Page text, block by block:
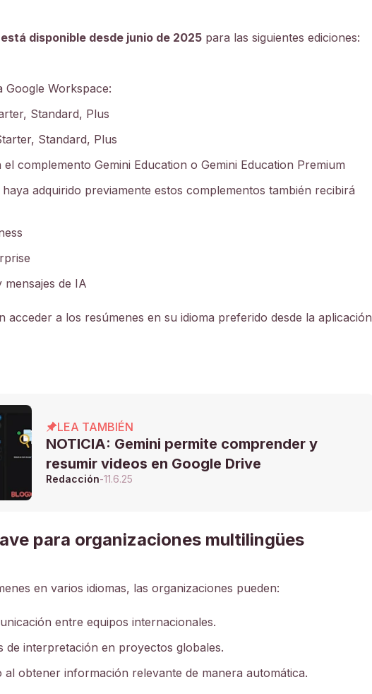
disponible desde junio de 2025 para las siguientes ediciones:
Google Workspace:
Standard, Plus
Standard, Plus
el complemento Gemini Education o Gemini Education Premium
adquirido previamente estos complementos también recibirá
mensajes de IA
acceder a los resúmenes en su idioma preferido desde la aplicación
LEA TAMBIÉN
NOTICIA: Gemini permite comprender y
resumir videos en Google Drive
Redacción-11.6.25
para organizaciones multilingües
en varios idiomas, las organizaciones pueden:
entre equipos internacionales.
de interpretación en proyectos globales.
obtener información relevante de manera automática.